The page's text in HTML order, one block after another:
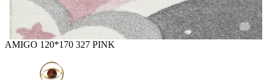
AMIGO 120*170 327 PINK